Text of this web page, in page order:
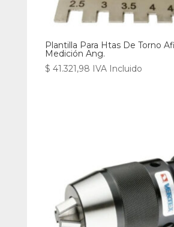
Plantilla Para Htas De Torno
Medición Ang.
$ 41.321,98 IVA Incluido